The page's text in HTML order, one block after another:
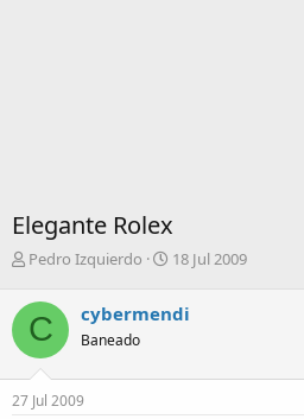
Elegante Rolex
I
i
c
a
d
o
Pedro Izquierdo
F
h
e
18 Jul 2009
C cybermendi
Baneado
27 Jul 2009